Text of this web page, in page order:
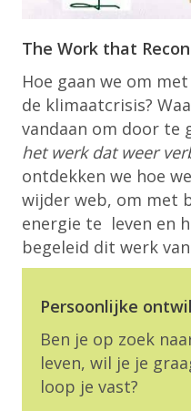
The Work that
Hoe gaan we om
de klimaatcrisis?
vandaan om door te
het werk dat weer
ontdekken we hoe
wijder web, om met
energie te leven en
begeleid dit werk
Persoonlijke
Ben je op zoek
leven, wil je je
loop je vast?